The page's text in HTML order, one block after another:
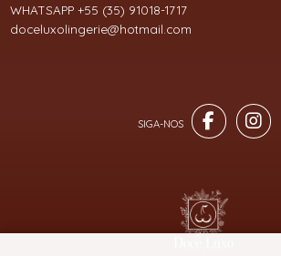
WHATSAPP +55 (35) 91018-1717
doceluxolingerie@hotmail.com